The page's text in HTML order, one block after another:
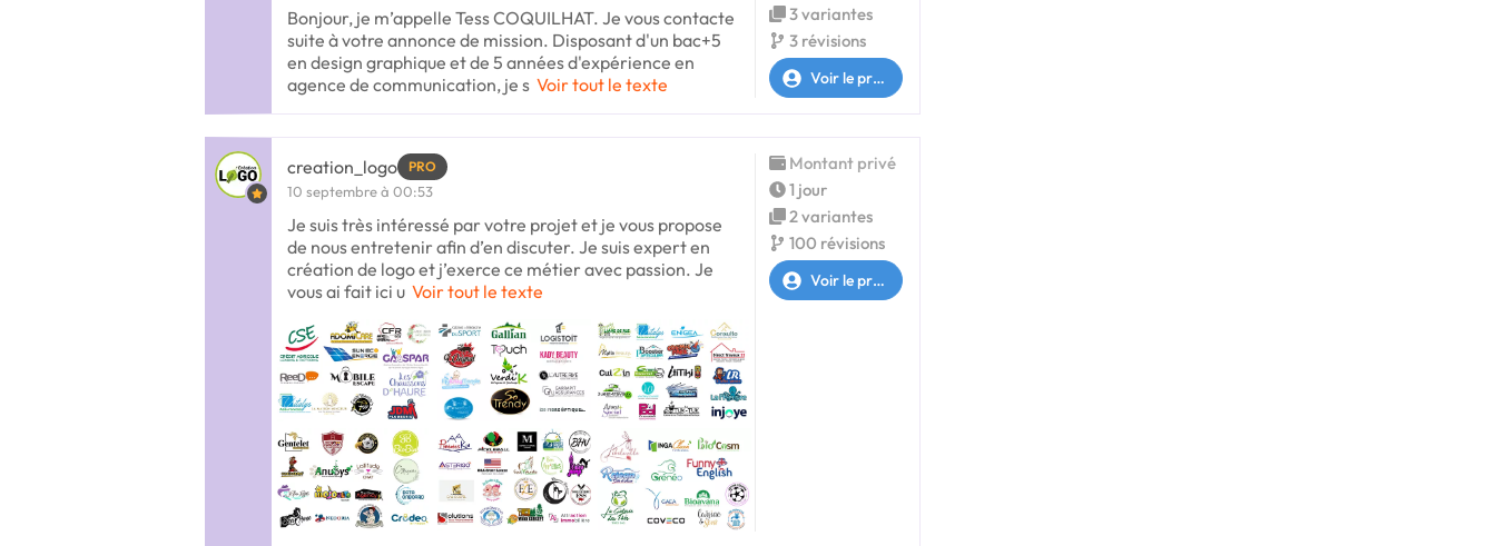
Bonjour, je m’appelle Tess COQUILHAT. Je vous contacte
suite à votre annonce de mission. Disposant d'un bac+5
en design graphique et de 5 années d'expérience en
agence de communication, je s Voir tout le texte
3 variantes
3 révisions
Voir le profil
creation_logo PRO
10 septembre à 00:53
Je suis très intéressé par votre projet et je vous propose
de nous entretenir afin d’en discuter. Je suis expert en
création de logo et j’exerce ce métier avec passion. Je
vous ai fait ici u Voir tout le texte
Montant privé
1 jour
2 variantes
100 révisions
Voir le profil